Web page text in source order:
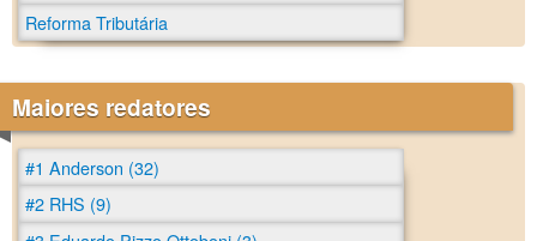
Reforma Tributária
Maiores redatores
#1 Anderson (32)
#2 RHS (9)